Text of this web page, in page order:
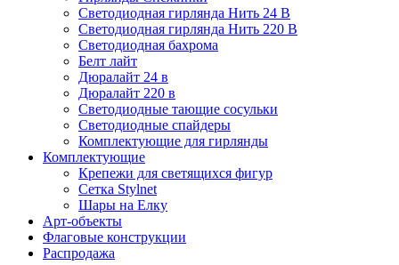
Светодиодная гирлянда Нить 24 В
Светодиодная гирлянда Нить 220 В
Светодиодная бахрома
Белт лайт
Дюралайт 24 в
Дюралайт 220 в
Светодиодные тающие сосульки
Светодиодные спайдеры
Комплектующие для гирлянды
Комплектующие
Крепежи для светящихся фигур
Сетка Stylnet
Шары на Елку
Арт-объекты
Флаговые конструкции
Распродажа